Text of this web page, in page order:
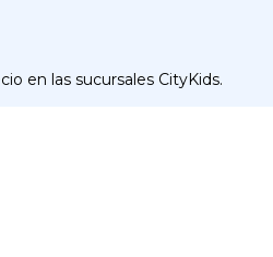
en las sucursales CityKids.